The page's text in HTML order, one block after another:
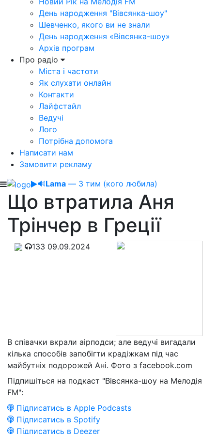
День народження "Вівсянка-шоу"
Шевченко, якого ви не знали
День народження «Вівсянка-шоу»
Архів програм
Про радіо
Міста і частоти
Як слухати онлайн
Контакти
Лайфстайл
Ведучі
Лого
Потрібна допомога
Написати нам
Замовити рекламу
🔊Lama — З тим (кого любила)
Що втратила Аня
Трінчер в Греції
133 09.09.2024
В співачки вкрали аірподси; але ведучі вигадали
кілька способів запобігти крадіжкам під час
майбутніх подорожей Ані. Фото з facebook.com
Підпишіться на подкаст "Вівсянка-шоу на Мелодія
FM":
Підписатись в Apple Podcasts
Підписатись в Spotify
Підписатись в Deezer